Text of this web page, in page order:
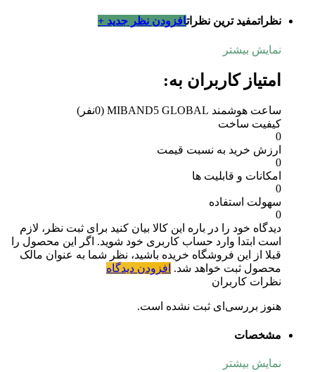
نظراتمفید ترین نظراتافزودن نظر جدید +
نمایش بیشتر
امتیاز کاربران به:
ساعت هوشمند MIBAND5 GLOBAL
(0نفر)
کیفیت ساخت
0
ارزش خرید به نسبت قیمت
0
امکانات و قابلیت ها
0
سهولت استفاده
0
دیدگاه خود را در باره این کالا بیان کنید برای ثبت نظر، لازم
است ابتدا وارد حساب کاربری خود شوید. اگر این محصول را
قبلا از این فروشگاه خریده باشید، نظر شما به عنوان مالک
محصول ثبت خواهد شد. افزودن دیدگاه
نظرات کاربران
هنوز بررسی‌ای ثبت نشده است.
مشخصات
نمایش بیشتر